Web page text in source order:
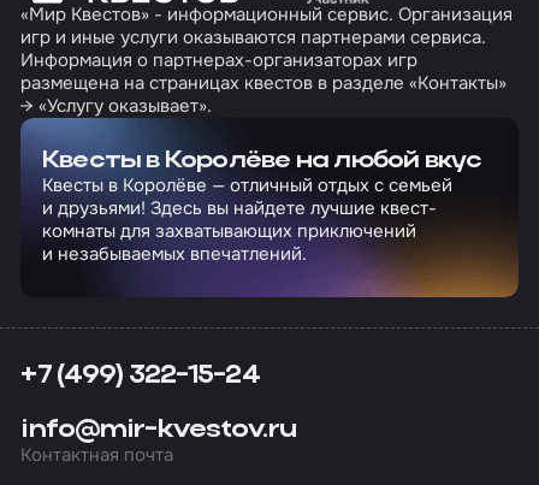
«Мир Квестов» - информационный сервис. Организация
игр и иные услуги оказываются партнерами сервиса.
Информация о партнерах-организаторах игр
размещена на страницах квестов в разделе «Контакты»
→ «Услугу оказывает».
Квесты в Королёве на любой вкус
Квесты в Королёве — отличный отдых с семьей
и друзьями! Здесь вы найдете лучшие квест-
комнаты для захватывающих приключений
и незабываемых впечатлений.
+7 (499) 322-15-24
info@mir-kvestov.ru
Контактная почта